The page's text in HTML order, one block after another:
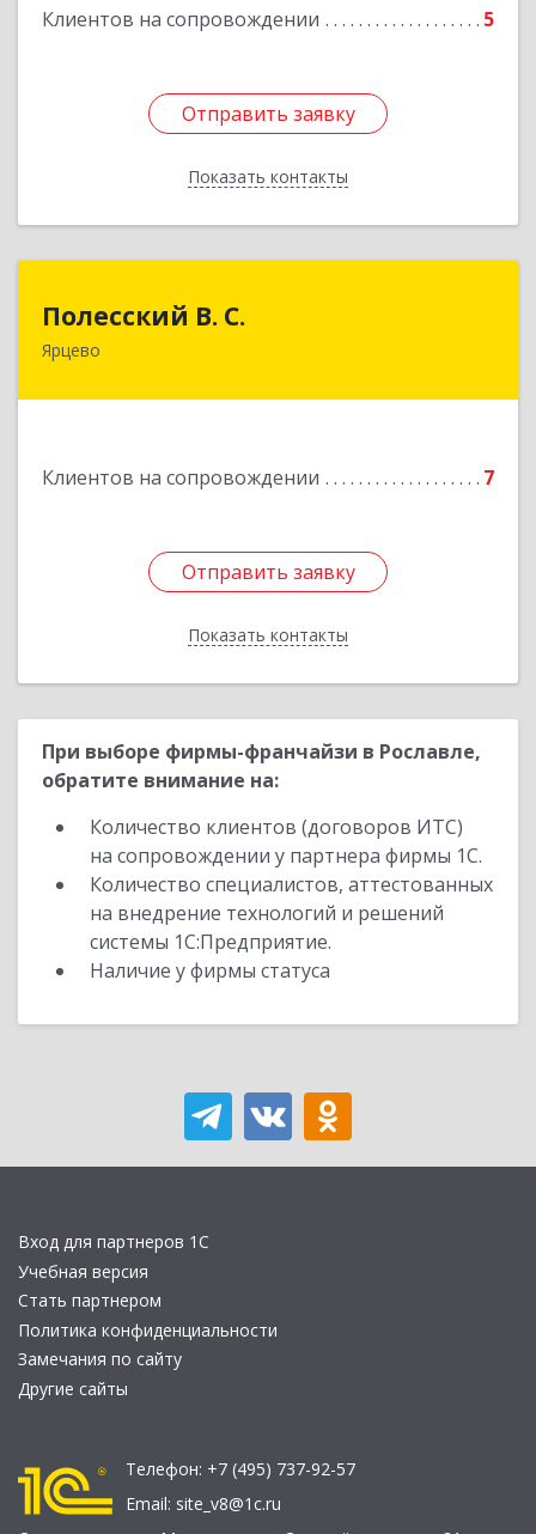
Клиентов на сопровождении 5
Отправить заявку
Показать контакты
Отправить заявку
Назад
Полесский В. С.
Ярцево
Клиентов на сопровождении 7
Отправить заявку
Показать контакты
Отправить заявку
Назад
При выборе фирмы-франчайзи в Рославле,
обратите внимание на:
Количество клиентов (договоров ИТС)
на сопровождении у партнера фирмы 1С.
Количество специалистов, аттестованных
на внедрение технологий и решений
системы 1С:Предприятие.
Наличие у фирмы статуса
Вход для партнеров 1С
Учебная версия
Стать партнером
Политика конфиденциальности
Замечания по сайту
Другие сайты
Телефон: +7 (495) 737-92-57
Email: site_v8@1c.ru